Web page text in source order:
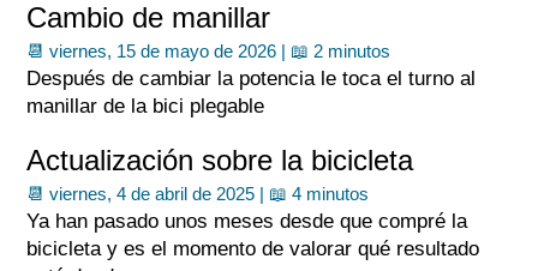
Cambio de manillar
📆 viernes, 15 de mayo de 2026 | 📖 2 minutos
Después de cambiar la potencia le toca el turno al
manillar de la bici plegable
Actualización sobre la bicicleta
📆 viernes, 4 de abril de 2025 | 📖 4 minutos
Ya han pasado unos meses desde que compré la
bicicleta y es el momento de valorar qué resultado